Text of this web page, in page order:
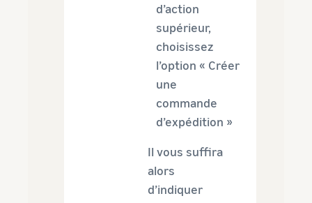
d’action
supérieur,
choisissez
l’option « Créer
une
commande
d’expédition »
Il vous suffira
alors
d’indiquer